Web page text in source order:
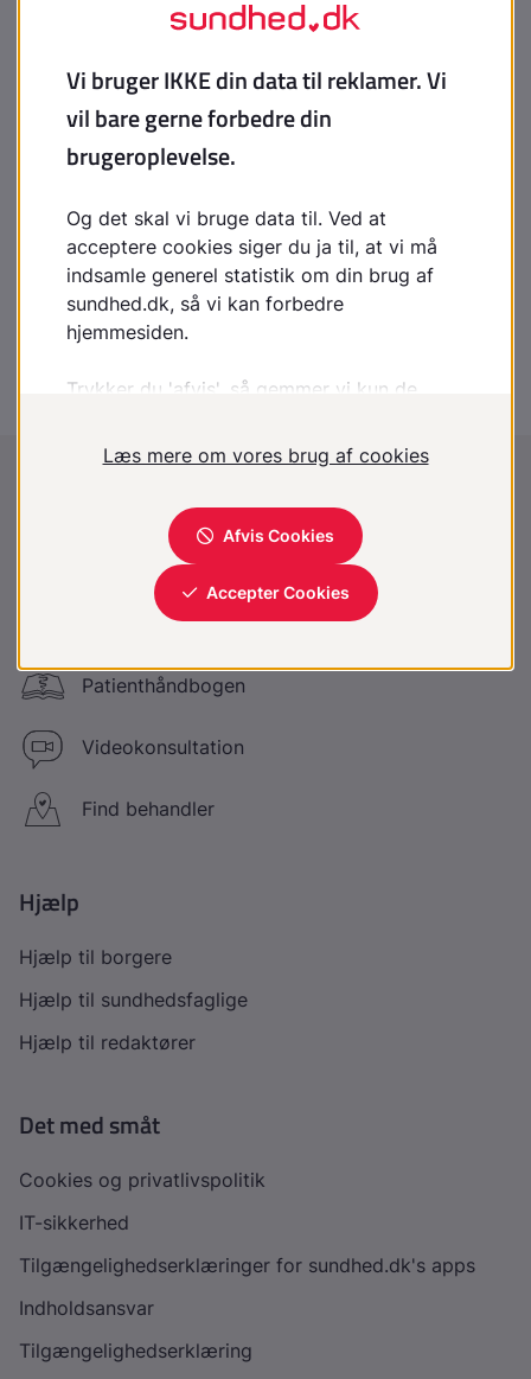
Indhold leveret af
Lægehåndbogen
laegehaandbogen@dadl.dk
Lægehåndbogen
Kristianiagade 12
2100 København Ø